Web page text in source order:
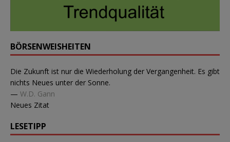
BÖRSENWEISHEITEN
Die Zukunft ist nur die Wiederholung der Vergangenheit. Es gibt
nichts Neues unter der Sonne.
— W.D. Gann
Neues Zitat
LESETIPP